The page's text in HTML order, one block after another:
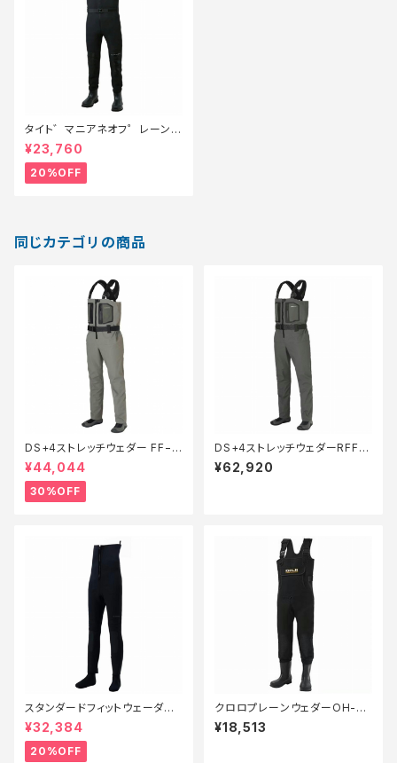
タイト゛マニアネオフ゜レーンウ
ェタ゛ー フ゛ラック L【特価装
備】【20】
¥23,760
20%OFF
同じカテゴリの商品
DS+4ストレッチウェダー FF−0
00V 灰 ML【特価装備】【30】
¥44,044
30%OFF
DS+4ストレッチウェダーRFF
−000V 茶 XL
¥62,920
スタンダードフィットウェーダー
3.0FW−040X 黒 SB【特価装
備】【20】
¥32,384
20%OFF
クロロプレーンウェダーOH-00
6FフェルトM
¥18,513